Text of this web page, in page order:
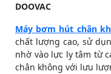
DOOVAC
Máy bơm hút chân
chất lượng cao, sử
nhờ vào lực ly tâm từ
chân không với lưu